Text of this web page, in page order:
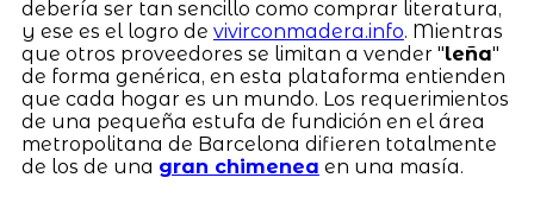
debería ser tan sencillo como comprar literatura,
y ese es el logro de vivirconmadera.info. Mientras
que otros proveedores se limitan a vender "leña"
de forma genérica, en esta plataforma entienden
que cada hogar es un mundo. Los requerimientos
de una pequeña estufa de fundición en el área
metropolitana de Barcelona difieren totalmente
de los de una gran chimenea en una masía.